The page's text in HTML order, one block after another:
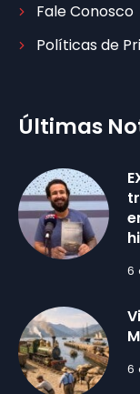
Fale Conosco
Políticas de
Últimas
6
6